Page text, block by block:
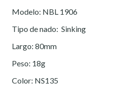
Modelo: NBL 1906
Tipo de nado: Sinking
Largo: 80mm
Peso: 18g
Color: NS135